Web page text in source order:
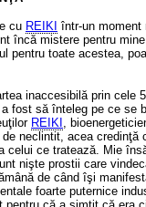
cu REIKI într-un moment
încă mistere pentru
pentru toate acestea,
inaccesibilă prin
fost să înteleg pe ce se
REIKI
,
neclintit, acea
celui ce tratează. Mie
nişte prostii care
de când îşi
foarte puternice